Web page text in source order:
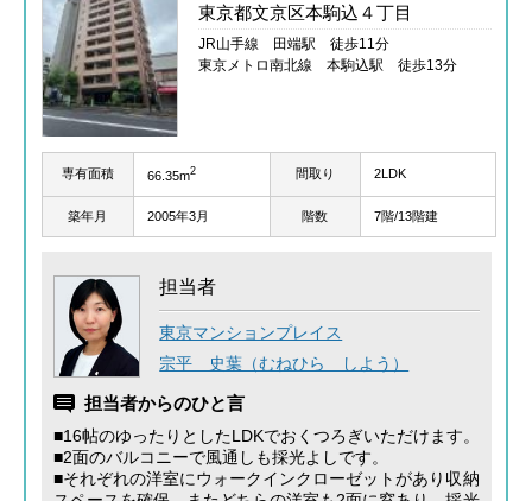
東京都文京区本駒込４丁目
JR山手線 田端駅 徒歩11分
東京メトロ南北線 本駒込駅 徒歩13分
専有面積 66.35m2 間取り 2LDK
築年月 2005年3月 階数 7階/13階建
担当者
東京マンションプレイス
宗平 史葉（むねひら しよう）
担当者からのひと言
■16帖のゆったりとしたLDKでおくつろぎいただけます。
■2面のバルコニーで風通しも採光よしです。
■それぞれの洋室にウォークインクローゼットがあり収納